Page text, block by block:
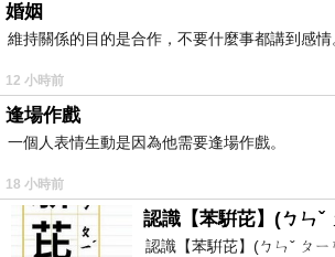
婚姻
維持關係的目的是合作，不要什麼事都講到感情
12 小時前
逢場作戲
一個人表情生動是因為他需要逢場作戲。
18 小時前
認識【苯騈芘】(ㄅㄣˇ
認識【苯騈芘】(ㄅㄣˇ ㄆㄧ